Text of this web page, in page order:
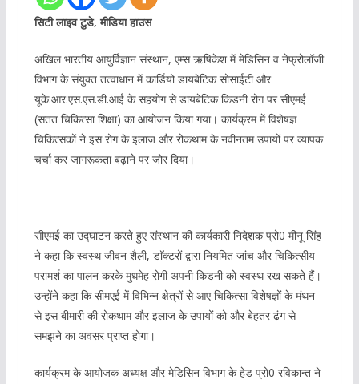
सिटी लाइव टुडे, मीडिया हाउस
अखिल भारतीय आयुर्विज्ञान संस्थान, एम्स ऋषिकेश में मेडिसिन व नेफ्रोलॉजी
विभाग के संयुक्त तत्वाधान में कार्डियो डायबेटिक सोसाईटी और
यूके.आर.एस.एस.डी.आई के सहयोग से डायबेटिक किडनी रोग पर सीएमई
(सतत चिकित्सा शिक्षा) का आयोजन किया गया। कार्यक्रम में विशेषज्ञ
चिकित्सकों ने इस रोग के इलाज और रोकथाम के नवीनतम उपायों पर व्यापक
चर्चा कर जागरूकता बढ़ाने पर जोर दिया।
सीएमई का उद्घाटन करते हुए संस्थान की कार्यकारी निदेशक प्रो0 मीनू सिंह
ने कहा कि स्वस्थ जीवन शैली, डाॅक्टरों द्वारा नियमित जांच और चिकित्सीय
परामर्श का पालन करके मुधमेह रोगी अपनी किडनी को स्वस्थ रख सकते हैं।
उन्होंने कहा कि सीमएई में विभिन्न क्षेत्रों से आए चिकित्सा विशेषज्ञों के मंथन
से इस बीमारी की रोकथाम और इलाज के उपायों को और बेहतर ढंग से
समझने का अवसर प्राप्त होगा।
कार्यक्रम के आयोजक अध्यक्ष और मेडिसिन विभाग के हेड प्रो0 रविकान्त ने